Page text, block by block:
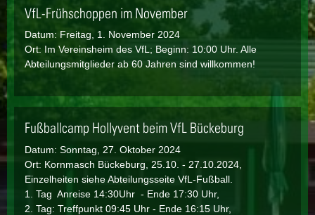
VfL-Frühschoppen im November
Datum: Freitag, 1. November 2024
Ort: Im Vereinsheim des VfL; Beginn: 10:00 Uhr. Alle
Abteilungsmitglieder ab 60 Jahren sind willkommen!
Fußballcamp Hollyvent beim VfL Bückeburg
Datum: Sonntag, 27. Oktober 2024
Ort: Kornmasch Bückeburg, 25.10. - 27.10.2024,
Einzelheiten siehe Abteilungsseite VfL-Fußball.
1. Tag Anreise 14:30Uhr - Ende 17:30 Uhr,
2. Tag: Treffpunkt 09:45 Uhr - Ende 16:15 Uhr,